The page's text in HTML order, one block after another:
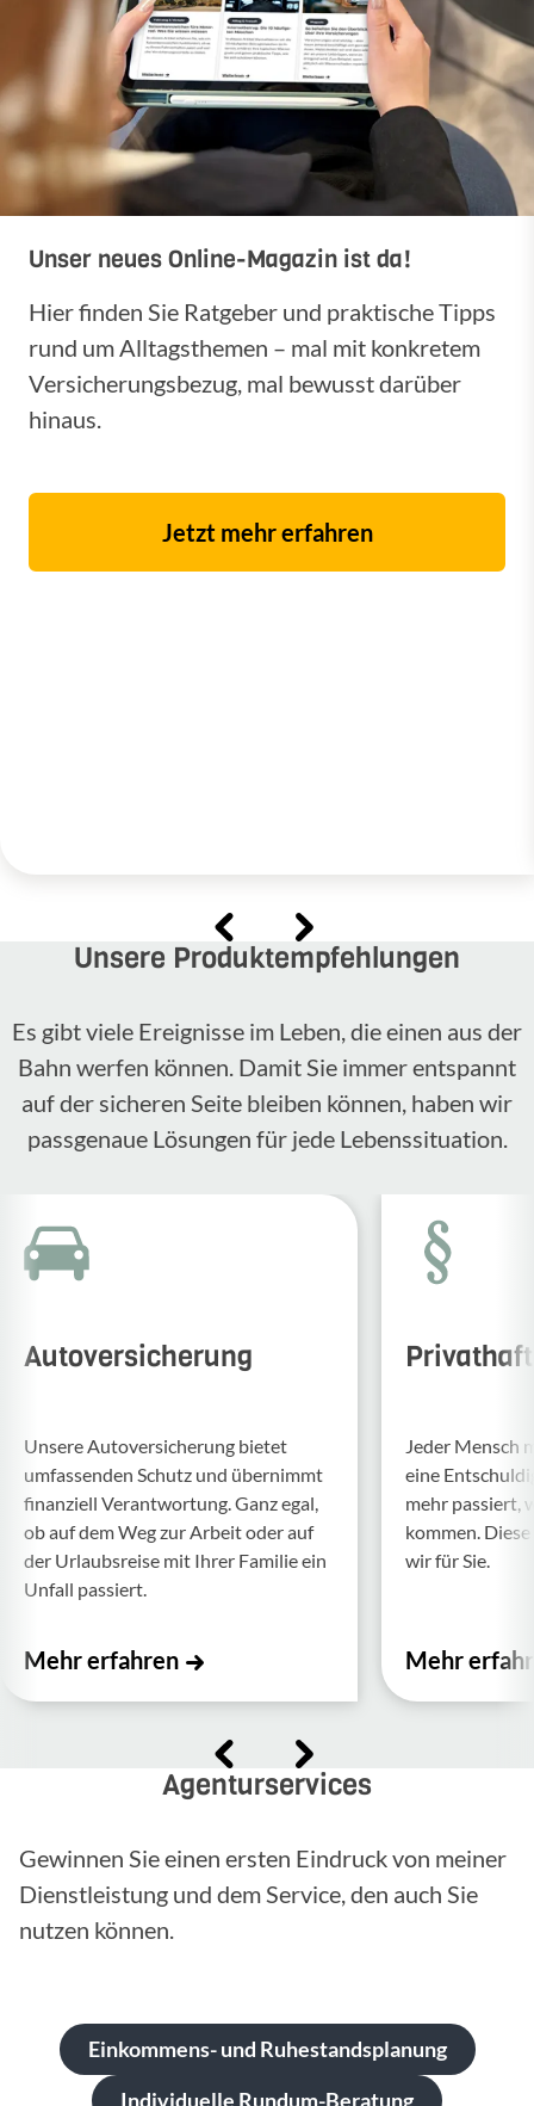
Unser neues Online-Magazin ist da!
Hier finden Sie Ratgeber und praktische Tipps
rund um Alltagsthemen – mal mit konkretem
Versicherungsbezug, mal bewusst darüber
hinaus.
Jetzt mehr erfahren
Unsere Produktempfehlungen
Es gibt viele Ereignisse im Leben, die einen aus der
Bahn werfen können. Damit Sie immer entspannt
auf der sicheren Seite bleiben können, haben wir
passgenaue Lösungen für jede Lebenssituation.
Autoversicherung
Unsere Auto­ver­si­che­rung bietet
umfas­senden Schutz und über­nimmt
finan­ziell Verant­wor­tung. Ganz egal,
ob auf dem Weg zur Arbeit oder auf
der Urlaubs­reise mit Ihrer Familie ein
Unfall passiert.
Mehr erfahren
Jeder Mensch
eine
mehr passiert,
kommen.
wir für Sie.
Mehr
Agenturservices
Gewinnen Sie einen ersten Eindruck von meiner
Dienstleistung und dem Service, den auch Sie
nutzen können.
Einkommens- und Ruhestandsplanung
Individuelle Rundum-Beratung